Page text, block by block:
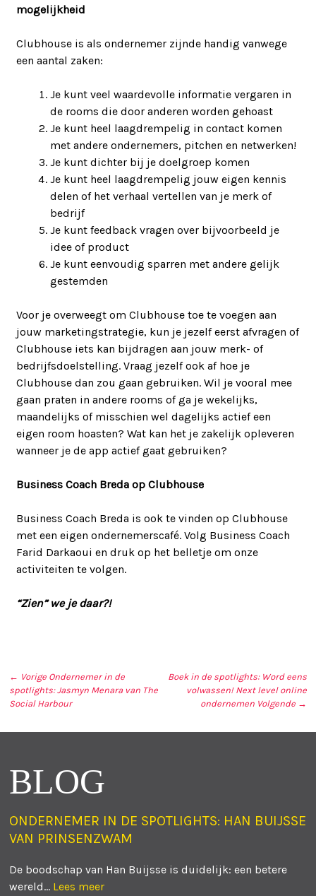
mogelijkheid
Clubhouse is als ondernemer zijnde handig vanwege
een aantal zaken:
Je kunt veel waardevolle informatie vergaren in
de rooms die door anderen worden gehoast
Je kunt heel laagdrempelig in contact komen
met andere ondernemers, pitchen en netwerken!
Je kunt dichter bij je doelgroep komen
Je kunt heel laagdrempelig jouw eigen kennis
delen of het verhaal vertellen van je merk of
bedrijf
Je kunt feedback vragen over bijvoorbeeld je
idee of product
Je kunt eenvoudig sparren met andere gelijk
gestemden
Voor je overweegt om Clubhouse toe te voegen aan
jouw marketingstrategie, kun je jezelf eerst afvragen of
Clubhouse iets kan bijdragen aan jouw merk- of
bedrijfsdoelstelling. Vraag jezelf ook af hoe je
Clubhouse dan zou gaan gebruiken. Wil je vooral mee
gaan praten in andere rooms of ga je wekelijks,
maandelijks of misschien wel dagelijks actief een
eigen room hoasten? Wat kan het je zakelijk opleveren
wanneer je de app actief gaat gebruiken?
Business Coach Breda op Clubhouse
Business Coach Breda is ook te vinden op Clubhouse
met een eigen ondernemerscafé. Volg Business Coach
Farid Darkaoui en druk op het belletje om onze
activiteiten te volgen.
“Zien” we je daar?!
BERICHT NAVIGATIE
← VorigeOndernemer in de
spotlights: Jasmyn Menara van The
Social Harbour
Boek in de spotlights: Word eens
volwassen! Next level online
ondernemen Volgende →
BLOG
ONDERNEMER IN DE SPOTLIGHTS: HAN BUIJSSE
VAN PRINSENZWAM
De boodschap van Han Buijsse is duidelijk: een betere
wereld... Lees meer